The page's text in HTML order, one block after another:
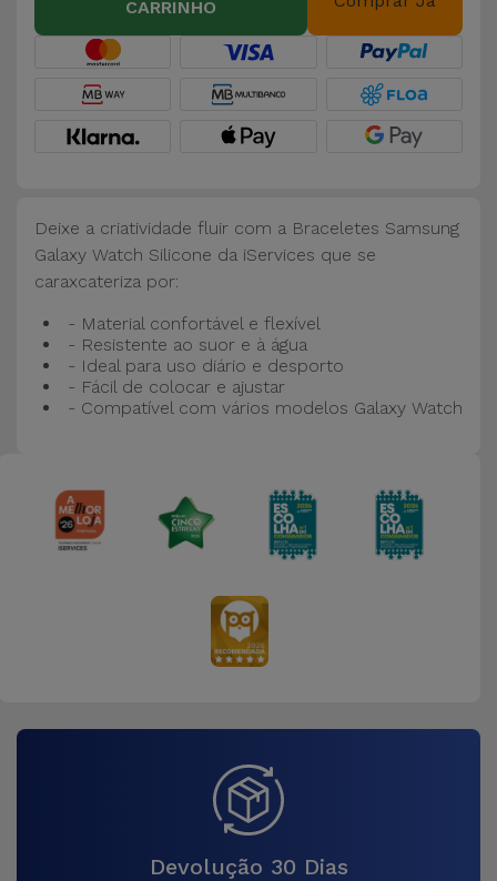
Acessórios
Tablet
Kids
Ver
CARRINHO
Deixe a criatividade fluir com a Braceletes Samsung
Galaxy Watch Silicone da iServices que se
caraxcateriza por:
- Material confortável e flexível
- Resistente ao suor e à água
- Ideal para uso diário e desporto
- Fácil de colocar e ajustar
- Compatível com vários modelos Galaxy Watch
Devolução 30 Dias